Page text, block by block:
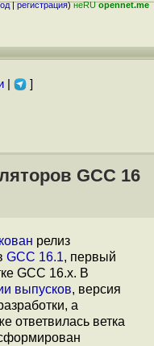
|регистрация)неRUopennet.me
| ]
GCC 16
релиз
GCC 16.1, первый
GCC 16.x. В
выпусков, версия
а
ответвилась ветка